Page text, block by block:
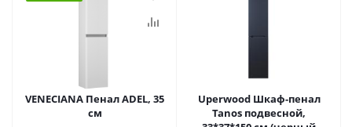
VENECIANA Пенал ADEL, 35
см
Uperwood Шкаф-пенал
Tanos подвесной,